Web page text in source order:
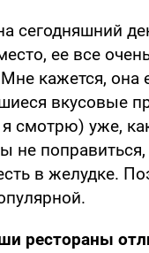
сегодняшний
ее все
кажется,
вкусовые
смотрю) уже,
не
в желудке.
рестораны